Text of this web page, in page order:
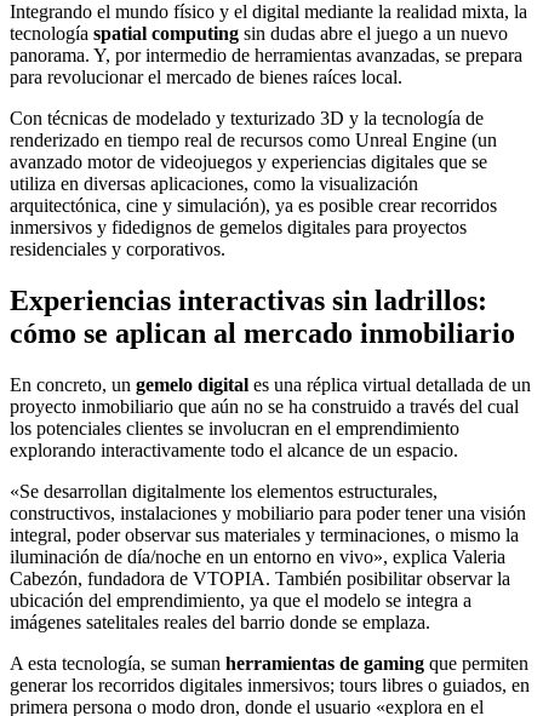
Integrando el mundo físico y el digital mediante la realidad mixta, la
tecnología spatial computing sin dudas abre el juego a un nuevo
panorama. Y, por intermedio de herramientas avanzadas, se prepara
para revolucionar el mercado de bienes raíces local.
Con técnicas de modelado y texturizado 3D y la tecnología de
renderizado en tiempo real de recursos como Unreal Engine (un
avanzado motor de videojuegos y experiencias digitales que se
utiliza en diversas aplicaciones, como la visualización
arquitectónica, cine y simulación), ya es posible crear recorridos
inmersivos y fidedignos de gemelos digitales para proyectos
residenciales y corporativos.
Experiencias interactivas sin ladrillos:
cómo se aplican al mercado inmobiliario
En concreto, un gemelo digital es una réplica virtual detallada de un
proyecto inmobiliario que aún no se ha construido a través del cual
los potenciales clientes se involucran en el emprendimiento
explorando interactivamente todo el alcance de un espacio.
«Se desarrollan digitalmente los elementos estructurales,
constructivos, instalaciones y mobiliario para poder tener una visión
integral, poder observar sus materiales y terminaciones, o mismo la
iluminación de día/noche en un entorno en vivo», explica Valeria
Cabezón, fundadora de VTOPIA. También posibilitar observar la
ubicación del emprendimiento, ya que el modelo se integra a
imágenes satelitales reales del barrio donde se emplaza.
A esta tecnología, se suman herramientas de gaming que permiten
generar los recorridos digitales inmersivos; tours libres o guiados, en
primera persona o modo dron, donde el usuario «explora en el